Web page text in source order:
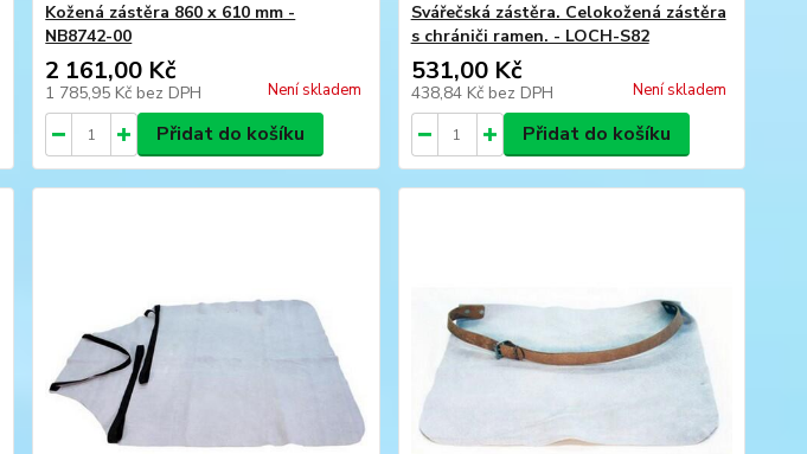
Kožená zástěra 860 x 610 mm -
NB8742-00
2 161,00 Kč
1 785,95 Kč bez DPH Není skladem
Přidat do košíku
Svářečská zástěra. Celokožená zástěra
s chrániči ramen. - LOCH-S82
531,00 Kč
438,84 Kč bez DPH Není skladem
Přidat do košíku